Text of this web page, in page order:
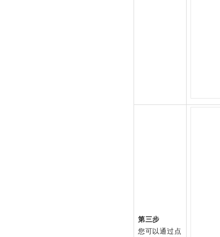
第三步
您可以通过点